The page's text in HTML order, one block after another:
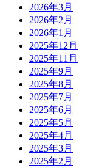
2026年3月
2026年2月
2026年1月
2025年12月
2025年11月
2025年9月
2025年8月
2025年7月
2025年6月
2025年5月
2025年4月
2025年3月
2025年2月